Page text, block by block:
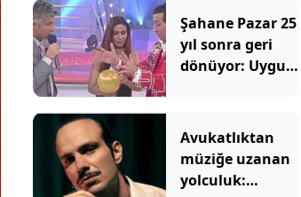
Şahane Pazar 25
yıl sonra geri
dönüyor: Uygur
sahneye taşıyor
Avukatlıktan
müziğe uzanan
yolculuk: